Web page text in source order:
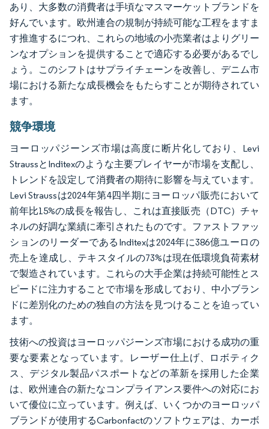
あり、大多数の消費者は手頃なマスマーケットブランドを
好んでいます。欧州連合の規制が持続可能な工程をますま
す推進するにつれ、これらの地域の小売業者はよりグリー
ンなオプションを提供することで適応する必要があるでし
ょう。このシフトはサプライチェーンを改善し、デニム市
場における新たな成長機会をもたらすことが期待されてい
ます。
競争環境
ヨーロッパジーンズ市場は高度に断片化しており、Levi
StraussとInditexのような主要プレイヤーが市場を支配し、
トレンドを設定して消費者の期待に影響を与えています。
Levi Straussは2024年第4四半期にヨーロッパ販売において
前年比15%の成長を報告し、これは直接販売（DTC）チャ
ネルの好調な業績に牽引されたものです。ファストファッ
ションのリーダーであるInditexは2024年に386億ユーロの
売上を達成し、テキスタイルの73%は現在低環境負荷素材
で製造されています。これらの大手企業は持続可能性とス
ピードに注力することで市場を形成しており、中小ブラン
ドに差別化のための独自の方法を見つけることを迫ってい
ます。
技術への投資はヨーロッパジーンズ市場における成功の重
要な要素となっています。レーザー仕上げ、ロボティク
ス、デジタル製品パスポートなどの革新を採用した企業
は、欧州連合の新たなコンプライアンス要件への対応にお
いて優位に立っています。例えば、いくつかのヨーロッパ
ブランドが使用するCarbonfactのソフトウェアは、カーボ